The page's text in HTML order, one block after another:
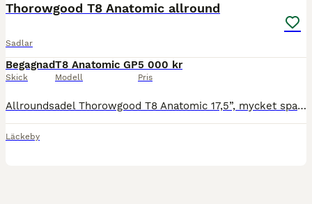
Thorowgood T8 Anatomic allround
Sadlar
Begagnad
Skick
T8 Anatomic GP
Modell
5 000 kr
Pris
Allroundsadel Thorowgood T8 Anatomic 17,5”, mycket sparsamt använd. Justerad i stoppningen en gång. Info om sadeln från Hööks finns på näst sista bilden. Orange koppjärn sitter i. Finns i Läckeby, no
Läckeby